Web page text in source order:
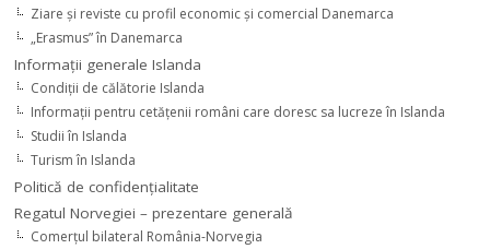
Ziare şi reviste cu profil economic şi comercial Danemarca
„Erasmus” în Danemarca
Informaţii generale Islanda
Condiţii de călătorie Islanda
Informaţii pentru cetăţenii români care doresc sa lucreze în Islanda
Studii în Islanda
Turism în Islanda
Politică de confidențialitate
Regatul Norvegiei – prezentare generală
Comerţul bilateral România-Norvegia